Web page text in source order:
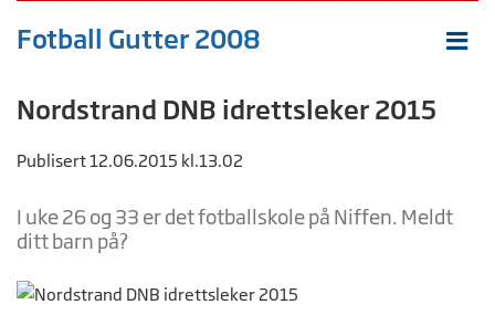
Fotball Gutter 2008
Nordstrand DNB idrettsleker 2015
Publisert 12.06.2015 kl.13.02
I uke 26 og 33 er det fotballskole på Niffen. Meldt
ditt barn på?